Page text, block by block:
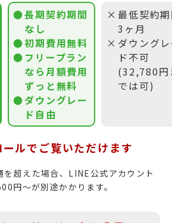
長期契約期間
なし
初期費用無料
フリープラン
なら月額費用
ずっと無料
ダウングレー
ド自由
最低契約
3ヶ月
ダウング
ド不可
(32,780円
では可)
ルでご覧いただけます
超えた場合、LINE公式アカウント
円〜が別途かかります。